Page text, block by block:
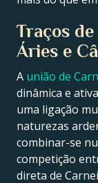
Traços
Áries e
A união de
dinâmica e
uma ligação
naturezas
combinar-se
competição
direta de